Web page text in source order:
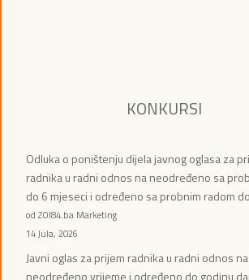
KONKURSI
Odluka o poništenju dijela javnog oglasa za
radnika u radni odnos na neodređeno sa
do 6 mjeseci i određeno sa probnim radom
od ZOI84.ba Marketing
14 Jula, 2026
Javni oglas za prijem radnika u radni odnos na
neodređeno vrijeme i određeno do godinu